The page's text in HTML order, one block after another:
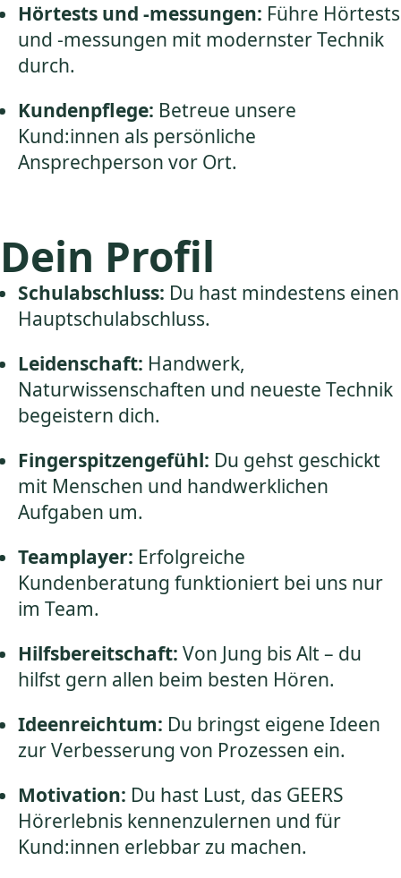
Hörtests und -messungen: Führe Hörtests
und -messungen mit modernster Technik
durch.
Kundenpflege: Betreue unsere
Kund:innen als persönliche
Ansprechperson vor Ort.
Dein Profil
Schulabschluss: Du hast mindestens einen
Hauptschulabschluss.
Leidenschaft: Handwerk,
Naturwissenschaften und neueste Technik
begeistern dich.
Fingerspitzengefühl: Du gehst geschickt
mit Menschen und handwerklichen
Aufgaben um.
Teamplayer: Erfolgreiche
Kundenberatung funktioniert bei uns nur
im Team.
Hilfsbereitschaft: Von Jung bis Alt – du
hilfst gern allen beim besten Hören.
Ideenreichtum: Du bringst eigene Ideen
zur Verbesserung von Prozessen ein.
Motivation: Du hast Lust, das GEERS
Hörerlebnis kennenzulernen und für
Kund:innen erlebbar zu machen.